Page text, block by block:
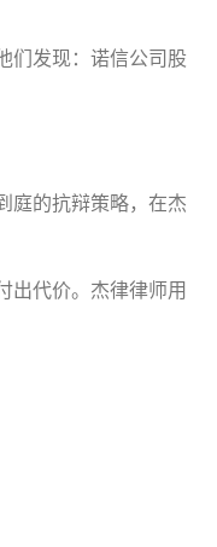
们发现：诺信公司股
庭的抗辩策略，在杰
出代价。杰律律师用